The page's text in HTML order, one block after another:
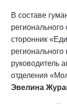
В составе
сторонник
руководитель
отделения
Эвелина